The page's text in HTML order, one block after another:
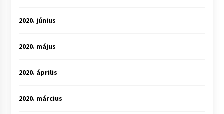
2020. június
2020. május
2020. április
2020. március